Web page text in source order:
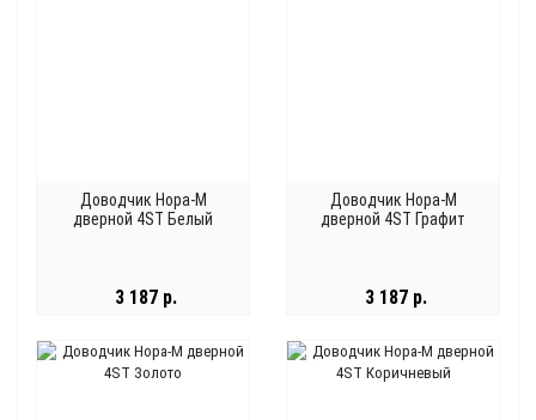
Доводчик Нора-М
дверной 4ST Белый
3 187 р.
Доводчик Нора-М
дверной 4ST Графит
3 187 р.